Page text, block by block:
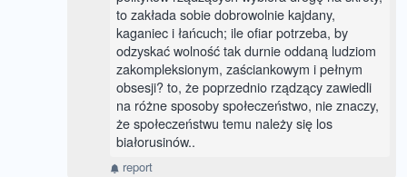
to zakłada sobie dobrowolnie kajdany,
kaganiec i łańcuch; ile ofiar potrzeba, by
odzyskać wolność tak durnie oddaną ludziom
zakompleksionym, zaściankowym i pełnym
obsesji? to, że poprzednio rządzący zawiedli
na różne sposoby społeczeństwo, nie znaczy,
że społeczeństwu temu należy się los
białorusinów..
report